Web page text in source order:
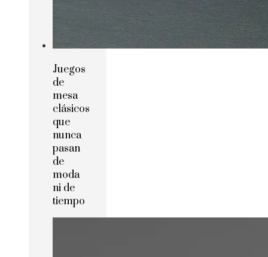
Juegos
de
mesa
clásicos
que
nunca
pasan
de
moda
ni de
tiempo